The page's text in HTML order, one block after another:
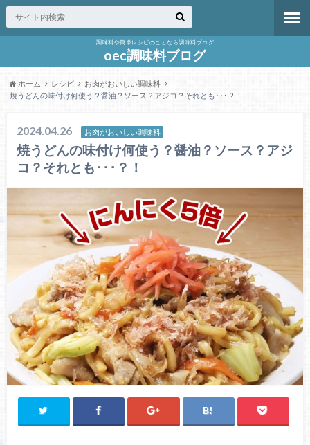
調味料や簡単レシピのことなら調味料ブログ
oec調味料ブログ
ホーム レシピ
お肉がおいしい調味料
焼うどんの味付け何使う？醤油？ソース？アジコ？それとも･･･？！
2024.04.26 お肉がおいしい調味料
焼うどんの味付け何使う？醤油？ソース？アジ
コ？それとも･･･？！